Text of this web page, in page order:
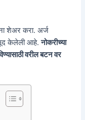
शेअर करा. अर्ज
नमूद केलेली आहे.नोकरीच्या
वरील बटन वर